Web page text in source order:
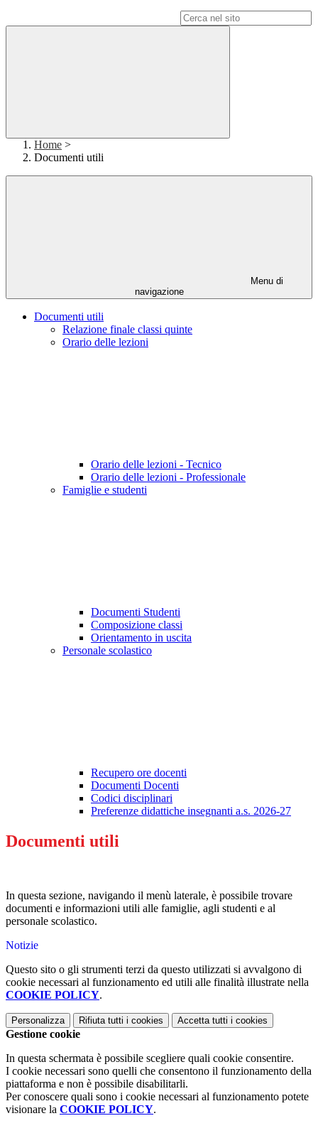
Home >
Documenti utili
Menu di
navigazione
Documenti utili
Relazione finale classi quinte
Orario delle lezioni
Orario delle lezioni - Tecnico
Orario delle lezioni - Professionale
Famiglie e studenti
Documenti Studenti
Composizione classi
Orientamento in uscita
Personale scolastico
Recupero ore docenti
Documenti Docenti
Codici disciplinari
Preferenze didattiche insegnanti a.s. 2026-27
Documenti utili
In questa sezione, navigando il menù laterale, è possibile trovare
documenti e informazioni utili alle famiglie, agli studenti e al
personale scolastico.
Notizie
Questo sito o gli strumenti terzi da questo utilizzati si avvalgono di
cookie necessari al funzionamento ed utili alle finalità illustrate nella
COOKIE POLICY.
Personalizza Rifiuta tutti i cookies Accetta tutti i cookies
Gestione cookie
In questa schermata è possibile scegliere quali cookie consentire.
I cookie necessari sono quelli che consentono il funzionamento della
piattaforma e non è possibile disabilitarli.
Per conoscere quali sono i cookie necessari al funzionamento potete
visionare la COOKIE POLICY.